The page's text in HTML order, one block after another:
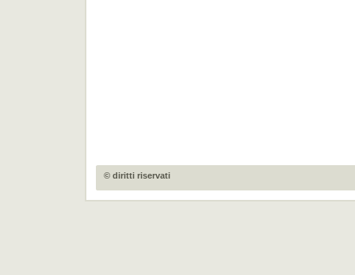
© diritti riservati